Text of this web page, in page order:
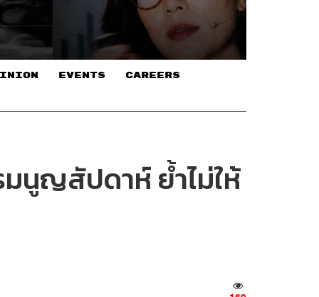
EVENTS CAREERS
มนูญสัปดาห์ ย้ำไม่ให้